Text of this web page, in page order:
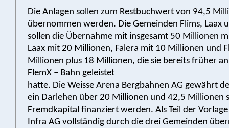
Die Anlagen sollen zum Restbuchwert von 94,5
übernommen werden. Die Gemeinden Flims, Laax
sollen die Übernahme mit insgesamt 50 Millionen
Laax mit 20 Millionen, Falera mit 10 Millionen und
Millionen plus 18 Millionen, die sie bereits früher
FlemX – Bahn geleistet
hatte. Die Weisse Arena Bergbahnen AG gewährt
ein Darlehen über 20 Millionen und 42,5 Millionen
Fremdkapital finanziert werden. Als Teil der
Infra AG vollständig durch die drei Gemeinden